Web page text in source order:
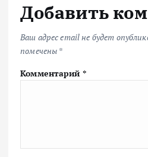
Добавить
Ваш адрес email не будет
помечены *
Комментарий *